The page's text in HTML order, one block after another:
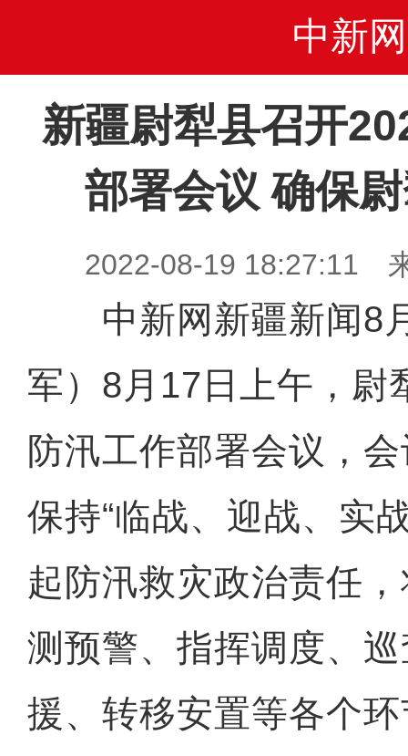
中新网
新疆尉犁县召开
部署会议 确保
2022-08-19 18:27:11
中新网新疆新闻8
军）8月17日上午，尉
防汛工作部署会议，
保持“临战、迎战、实
起防汛救灾政治责任
测预警、指挥调度、
援、转移安置等各个